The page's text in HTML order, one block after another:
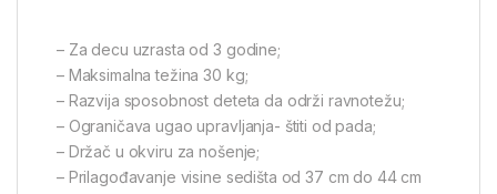
– Za decu uzrasta od 3 godine;
– Maksimalna težina 30 kg;
– Razvija sposobnost deteta da održi ravnotežu;
– Ograničava ugao upravljanja- štiti od pada;
– Držač u okviru za nošenje;
– Prilagođavanje visine sedišta od 37 cm do 44 cm